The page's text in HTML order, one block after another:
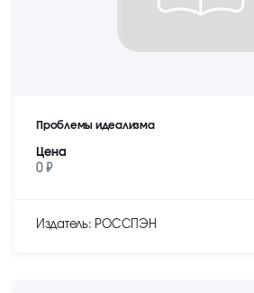
Проблемы идеализма
Цена
0 ₽
Издатель: РОССПЭН